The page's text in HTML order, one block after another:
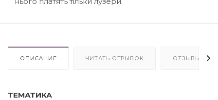
ОПИСАНИЕ ЧИТАТЬ ОТРЫВОК ОТЗЫВЫ
ТЕМАТИКА